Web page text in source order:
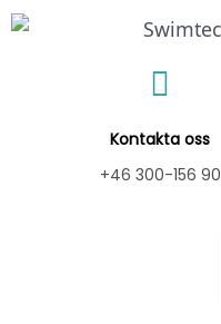
Hoppa
Kontakta oss
+46 300-156 90